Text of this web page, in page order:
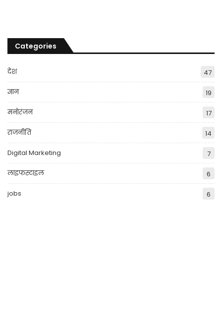
Categories
देश 47
ज्ञान 19
मनोरंजन 17
राजनीति 14
Digital Marketing 7
लाइफस्टाइल 6
jobs 6